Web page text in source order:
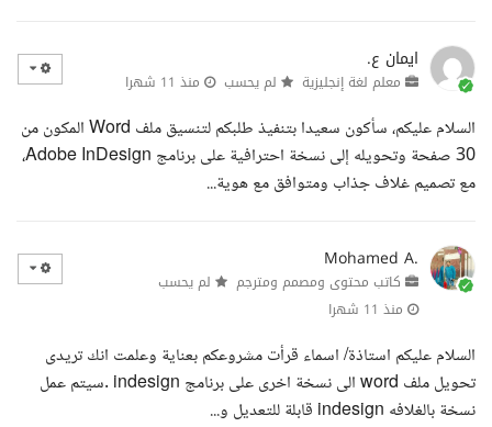
ايمان ع.
معلم لغة إنجليزية لم يحسب منذ 11 شهرا
السلام عليكم، سأكون سعيدا بتنفيذ طلبكم لتنسيق ملف Word المكون من
30 صفحة وتحويله إلى نسخة احترافية على برنامج Adobe InDesign،
مع تصميم غلاف جذاب ومتوافق مع هوية...
Mohamed A.
كاتب محتوى ومصمم ومترجم
لم يحسب
منذ 11 شهرا
السلام عليكم استاذة/ اسماء قرأت مشروعكم بعناية وعلمت انك تريدى
تحويل ملف word الى نسخة اخرى على برنامج indesign .سيتم عمل
نسخة بالغلافه indesign قابلة للتعديل و...